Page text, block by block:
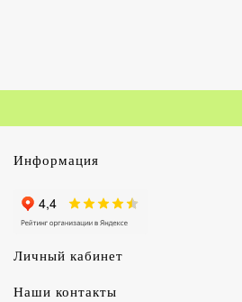
Информация
Личный кабинет
Наши контакты